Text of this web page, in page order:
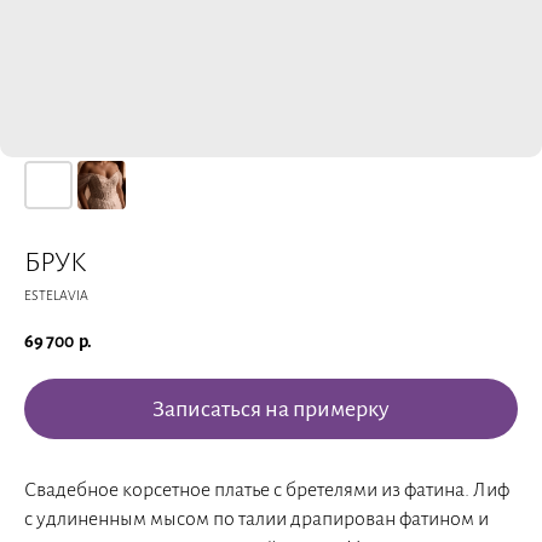
БРУК
ESTELAVIA
69 700 р.
Записаться на примерку
Свадебное корсетное платье с бретелями из фатина. Лиф
с удлиненным мысом по талии драпирован фатином и